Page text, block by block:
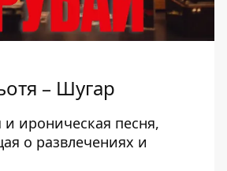
– Шугар
ироническая песня,
о развлечениях и